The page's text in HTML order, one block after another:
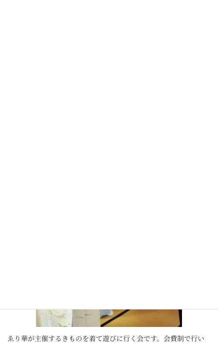
ゑり華が主催するきものを着て遊びに行く会です。会費制で行い